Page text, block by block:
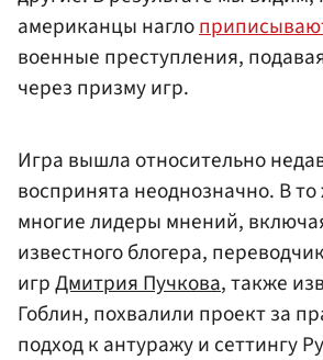
американцы нагло
военные преступления,
через призму игр.
Игра вышла относительно
воспринята неоднозначно. В
многие лидеры мнений,
известного блогера,
игрДмитрия Пучкова, также
Гоблин, похвалили проект за
подход к антуражу и сеттингу